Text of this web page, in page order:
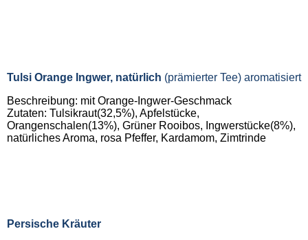
Tulsi Orange Ingwer, natürlich (prämierter Tee) aromatisiert
Beschreibung: mit Orange-Ingwer-Geschmack
Zutaten: Tulsikraut(32,5%), Apfelstücke,
Orangenschalen(13%), Grüner Rooibos, Ingwerstücke(8%),
natürliches Aroma, rosa Pfeffer, Kardamom, Zimtrinde
Persische Kräuter